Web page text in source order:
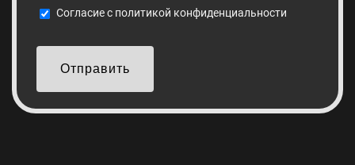
Cогласие с политикой конфиденциальности
Отправить